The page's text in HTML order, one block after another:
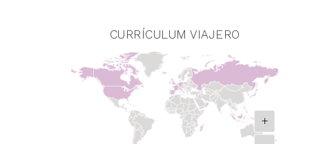
CURRÍCULUM VIAJERO
+